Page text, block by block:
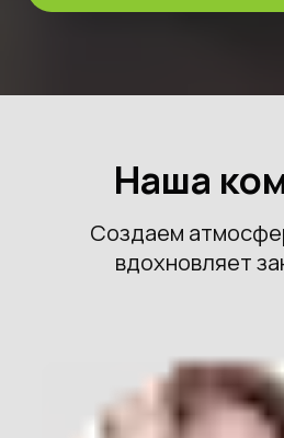
Наша
Создаем
вдохновляет